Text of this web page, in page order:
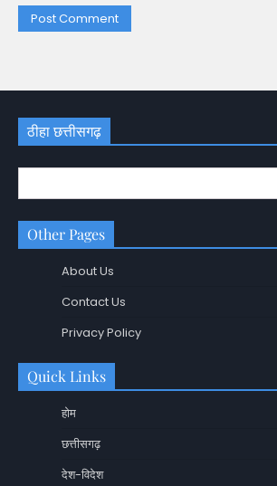
ठीहा छत्तीसगढ़
Other Pages
About Us
Contact Us
Privacy Policy
Quick Links
होम
छत्तीसगढ़
देश-विदेश